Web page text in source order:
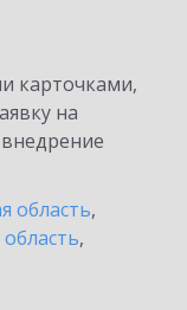
карточками,
на
область,
,